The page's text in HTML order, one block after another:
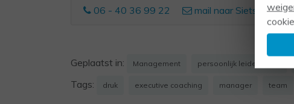
06 - 40 36 99 22 mail naar Sietske
Geplaatst in: Management persoonlijk leiderschap
Tags: druk executive coaching manager team